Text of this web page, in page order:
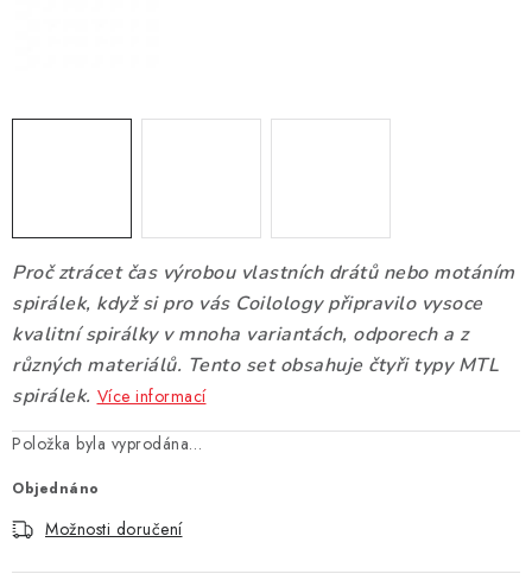
PŘÍSLUŠENSTVÍ
ZNAČKY
Vše o nákupu Jak reklamovat či vrátit zboží
Recenze
Kontakty
Prodejny Volná místa
Proč ztrácet čas výrobou vlastních drátů nebo motáním
spirálek, když si pro vás Coilology připravilo vysoce
kvalitní spirálky v mnoha variantách, odporech a z
různých materiálů. Tento set obsahuje čtyři typy MTL
spirálek. Více informací
Položka byla vyprodána…
Objednáno
Možnosti doručení